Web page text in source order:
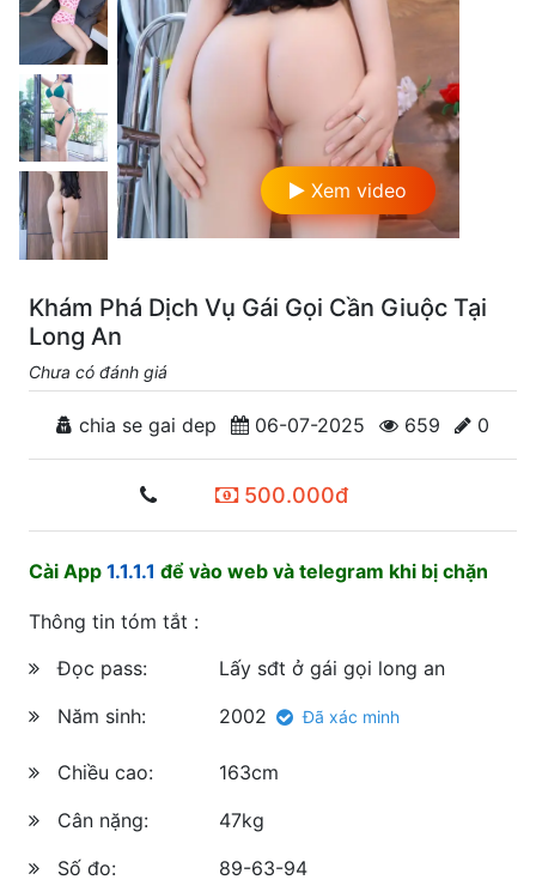
Xem video
Khám Phá Dịch Vụ Gái Gọi Cần Giuộc Tại
Long An
Chưa có đánh giá
chia se gai dep 06-07-2025 659 0
500.000đ
Cài App 1.1.1.1 để vào web và telegram khi bị chặn
Thông tin tóm tắt :
Đọc pass:
Lấy sđt ở gái gọi long an
Năm sinh:
2002 Đã xác minh
Chiều cao:
163cm
Cân nặng:
47kg
Số đo:
89-63-94